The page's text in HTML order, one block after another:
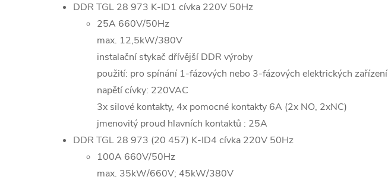
DDR TGL 28 973 K-ID1 cívka 220V 50Hz
25A 660V/50Hz
max. 12,5kW/380V
instalační stykač dřívější DDR výroby
použití: pro spínání 1-fázových nebo 3-fázových elektrických zařízení
napětí cívky: 220VAC
3x silové kontakty, 4x pomocné kontakty 6A (2x NO, 2xNC)
jmenovitý proud hlavních kontaktů : 25A
DDR TGL 28 973 (20 457) K-ID4 cívka 220V 50Hz
100A 660V/50Hz
max. 35kW/660V; 45kW/380V